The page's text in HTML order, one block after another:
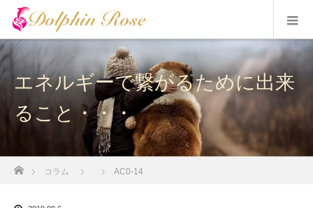
エネルギーで繋がるために出来
ること・・・
コラム AC0-14